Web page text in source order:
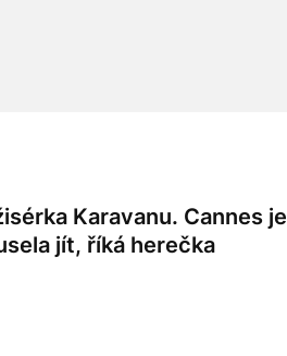
Karavanu. Cannes je
jít, říká herečka